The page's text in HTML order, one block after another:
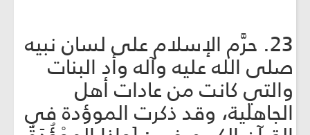
23. حرَّم الإسلام على لسان نبيه
صلى الله عليه وآله وأد البنات
والتي كانت من عادات أهل
الجاهلية، وقد ذكرت الموؤدة في